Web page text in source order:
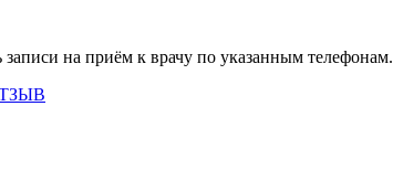
на приём к врачу по указанным телефонам.